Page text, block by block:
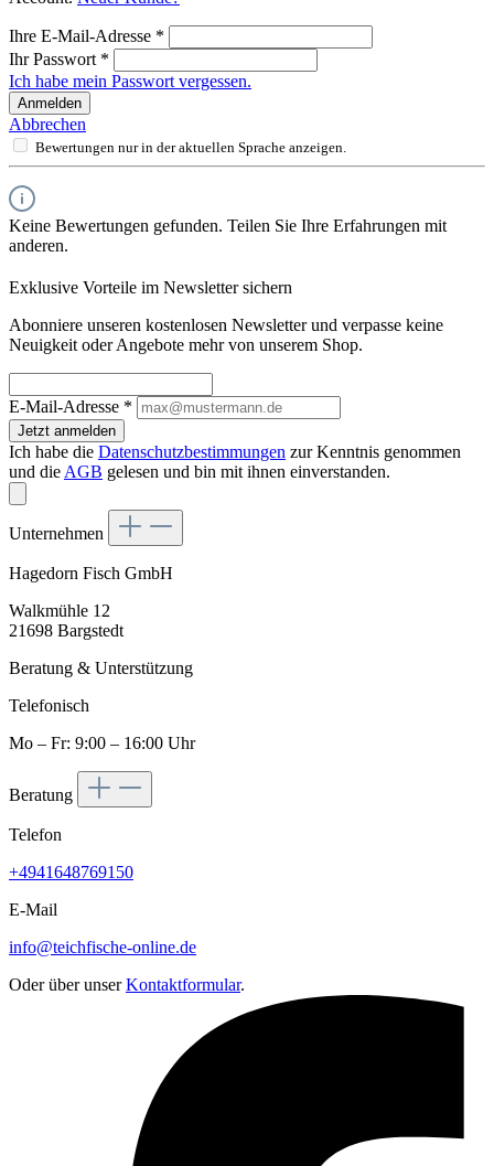
Ihre E-Mail-Adresse *
Ihr Passwort *
Ich habe mein Passwort vergessen.
Anmelden
Abbrechen
Bewertungen nur in der aktuellen Sprache anzeigen.
Keine Bewertungen gefunden. Teilen Sie Ihre Erfahrungen mit
anderen.
Exklusive Vorteile im Newsletter sichern
Abonniere unseren kostenlosen Newsletter und verpasse keine
Neuigkeit oder Angebote mehr von unserem Shop.
E-Mail-Adresse *
Jetzt anmelden
Ich habe die Datenschutzbestimmungen zur Kenntnis genommen
und die AGB gelesen und bin mit ihnen einverstanden.
Unternehmen
Hagedorn Fisch GmbH
Walkmühle 12
21698 Bargstedt
Beratung & Unterstützung
Telefonisch
Mo – Fr: 9:00 – 16:00 Uhr
Beratung
Telefon
+4941648769150
E-Mail
info@teichfische-online.de
Oder über unserKontaktformular.